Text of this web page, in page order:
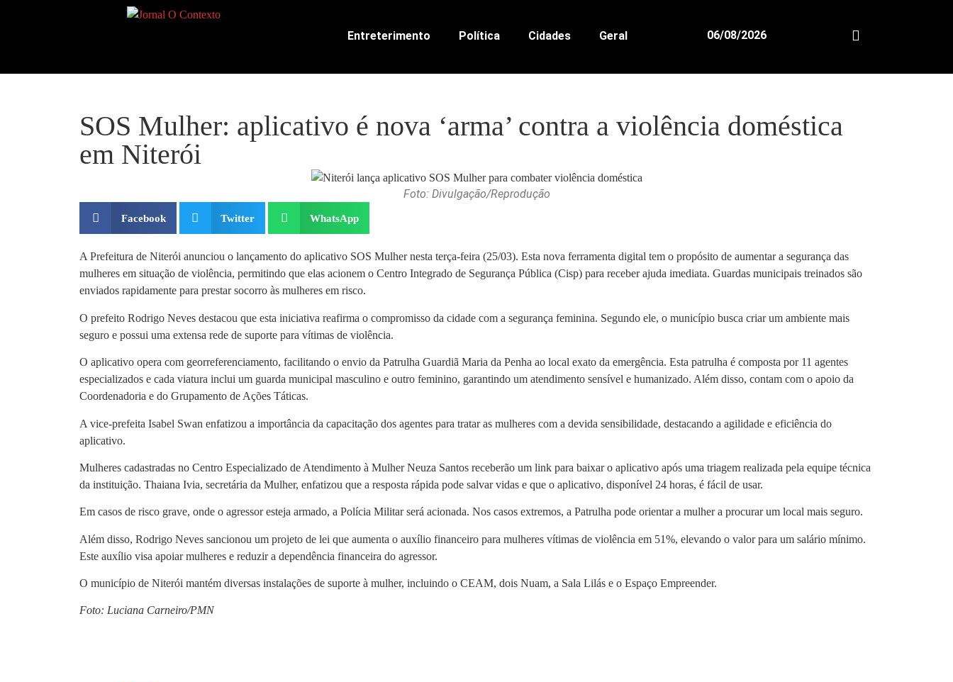
Entreterimento Política Cidades Geral 06/08/2026
SOS Mulher: aplicativo é nova ‘arma’ contra a violência doméstica
em Niterói
Foto: Divulgação/Reprodução
Facebook Twitter WhatsApp
A Prefeitura de Niterói anunciou o lançamento do aplicativo SOS Mulher nesta terça-feira (25/03). Esta nova ferramenta digital tem o propósito de aumentar a segurança das
mulheres em situação de violência, permitindo que elas acionem o Centro Integrado de Segurança Pública (Cisp) para receber ajuda imediata. Guardas municipais treinados são
enviados rapidamente para prestar socorro às mulheres em risco.
O prefeito Rodrigo Neves destacou que esta iniciativa reafirma o compromisso da cidade com a segurança feminina. Segundo ele, o município busca criar um ambiente mais
seguro e possui uma extensa rede de suporte para vítimas de violência.
O aplicativo opera com georreferenciamento, facilitando o envio da Patrulha Guardiã Maria da Penha ao local exato da emergência. Esta patrulha é composta por 11 agentes
especializados e cada viatura inclui um guarda municipal masculino e outro feminino, garantindo um atendimento sensível e humanizado. Além disso, contam com o apoio da
Coordenadoria e do Grupamento de Ações Táticas.
A vice-prefeita Isabel Swan enfatizou a importância da capacitação dos agentes para tratar as mulheres com a devida sensibilidade, destacando a agilidade e eficiência do
aplicativo.
Mulheres cadastradas no Centro Especializado de Atendimento à Mulher Neuza Santos receberão um link para baixar o aplicativo após uma triagem realizada pela equipe técnica
da instituição. Thaiana Ivia, secretária da Mulher, enfatizou que a resposta rápida pode salvar vidas e que o aplicativo, disponível 24 horas, é fácil de usar.
Em casos de risco grave, onde o agressor esteja armado, a Polícia Militar será acionada. Nos casos extremos, a Patrulha pode orientar a mulher a procurar um local mais seguro.
Além disso, Rodrigo Neves sancionou um projeto de lei que aumenta o auxílio financeiro para mulheres vítimas de violência em 51%, elevando o valor para um salário mínimo.
Este auxílio visa apoiar mulheres e reduzir a dependência financeira do agressor.
O município de Niterói mantém diversas instalações de suporte à mulher, incluindo o CEAM, dois Nuam, a Sala Lilás e o Espaço Empreender.
Foto: Luciana Carneiro/PMN